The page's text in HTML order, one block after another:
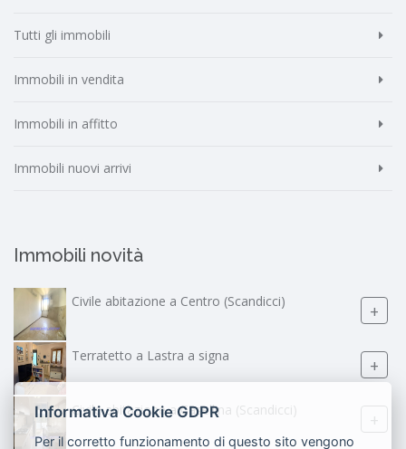
Tutti gli immobili
Immobili in vendita
Immobili in affitto
Immobili nuovi arrivi
Immobili novità
Civile abitazione a Centro (Scandicci) +
Terratetto a Lastra a signa +
Civile abitazione a Casellina (Scandicci) +
Informativa Cookie GDPR
Per il corretto funzionamento di questo sito vengono